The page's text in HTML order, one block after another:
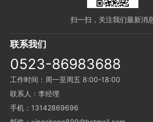
扫一扫，关注我们最新消
联系我们
0523-86983688
工作时间：周一至周五 8:00-18:00
联系人：李经理
手机：13142869696